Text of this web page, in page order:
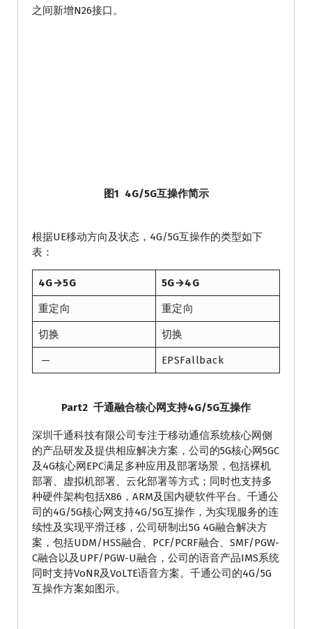
之间新增N26接口。
图1 4G/5G互操作简示
根据UE移动方向及状态，4G/5G互操作的类型如下
表：
4G→5G 5G→4G
重定向 重定向
切换 切换
— EPSFallback
Part2 千通融合核心网支持4G/5G互操作
深圳千通科技有限公司专注于移动通信系统核心网侧
的产品研发及提供相应解决方案，公司的5G核心网5GC
及4G核心网EPC满足多种应用及部署场景，包括裸机
部署、虚拟机部署、云化部署等方式；同时也支持多
种硬件架构包括X86，ARM及国内硬软件平台。千通公
司的4G/5G核心网支持4G/5G互操作，为实现服务的连
续性及实现平滑迁移，公司研制出5G 4G融合解决方
案，包括UDM/HSS融合、PCF/PCRF融合、SMF/PGW-
C融合以及UPF/PGW-U融合，公司的语音产品IMS系统
同时支持VoNR及VoLTE语音方案。千通公司的4G/5G
互操作方案如图示。